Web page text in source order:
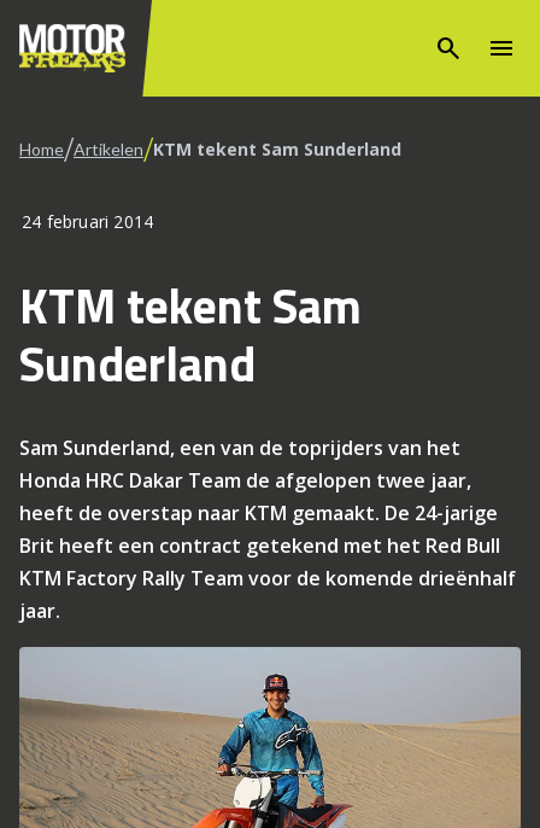
search menu
Home/Artikelen/KTM tekent Sam Sunderland
24 februari 2014
KTM tekent Sam
Sunderland
Sam Sunderland, een van de toprijders van het
Honda HRC Dakar Team de afgelopen twee jaar,
heeft de overstap naar KTM gemaakt. De 24-jarige
Brit heeft een contract getekend met het Red Bull
KTM Factory Rally Team voor de komende drieënhalf
jaar.